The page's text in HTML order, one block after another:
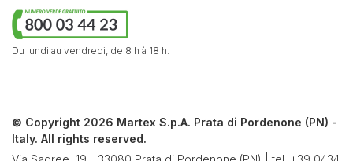
Du lundi au vendredi, de 8 h à 18 h.
© Copyright 2026 Martex S.p.A. Prata di Pordenone (PN) -
Italy. All rights reserved.